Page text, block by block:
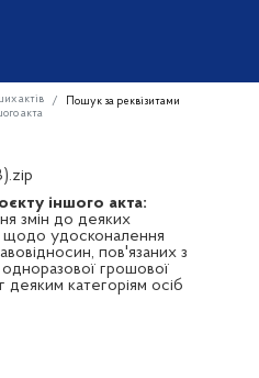
актів
Пошук за реквізитами
акта
іншого акта:
змін до деяких
щодо удосконалення
пов'язаних з
грошової
деяким категоріям осіб